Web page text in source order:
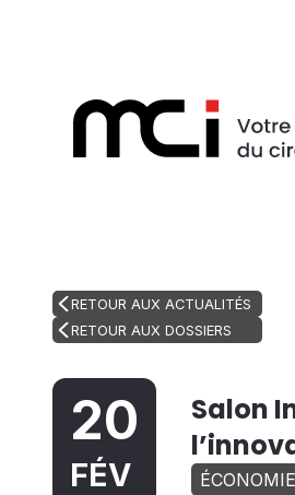
RETOUR AUX ACTUALITÉS
RETOUR AUX DOSSIERS
20
FÉV
Salon